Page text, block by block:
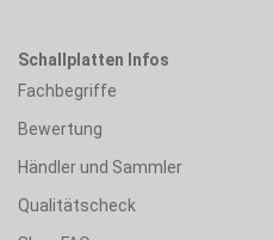
Schallplatten Infos
Fachbegriffe
Bewertung
Händler und Sammler
Qualitätscheck